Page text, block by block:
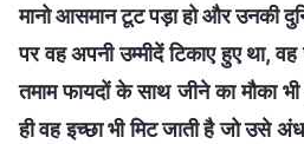
मानो आसमान टूट पड़ा हो और उनकी
पर वह अपनी उम्मीदें टिकाए हुए था,
तमाम फायदों के साथ जीने का मौका
ही वह इच्छा भी मिट जाती है जो उसे